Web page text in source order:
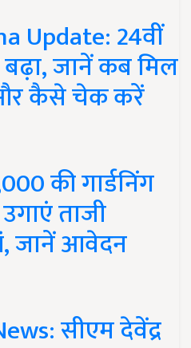
Update: 24वीं
जानें कब मिल
कैसे चेक करें
की गार्डनिंग
ताजी
जानें आवेदन
सीएम देवेंद्र